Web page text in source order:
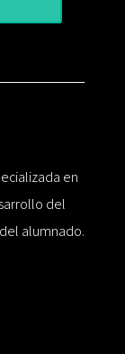
en
del
alumnado.